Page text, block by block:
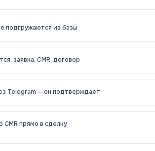
подгружаются из базы
заявка, CMR, договор
Telegram — он подтверждает
прямо в сделку